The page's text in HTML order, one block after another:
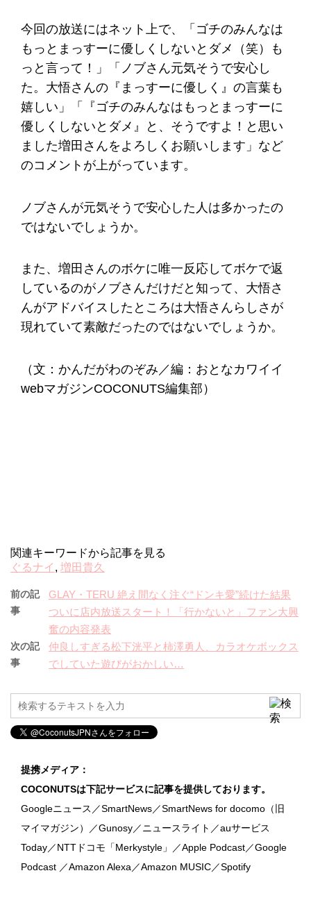
今回の放送にはネット上で、「ゴチのみんなは
もっとまっすーに優しくしないとダメ（笑）も
っと言って！」「ノブさん元気そうで安心し
た。大悟さんの『まっすーに優しく』の言葉も
嬉しい」「『ゴチのみんなはもっとまっすーに
優しくしないとダメ』と、そうですよ！と思い
ました増田さんをよろしくお願いします」など
のコメントが上がっています。
ノブさんが元気そうで安心した人は多かったの
ではないでしょうか。
また、増田さんのボケに唯一反応してボケで返
しているのがノブさんだけだと知って、大悟さ
んがアドバイスしたところは大悟さんらしさが
現れていて素敵だったのではないでしょうか。
（文：かんだがわのぞみ／編：おとなカワイイ
webマガジンCOCONUTS編集部）
関連キーワードから記事を見る
ぐるナイ , 増田貴久
前の記
事
GLAY・TERU 絶え間なく注ぐ“ドンキ愛”続けた結果
ついに店内放送スタート！「行かないと」ファン大興
奮の内容発表
次の記
事
仲良しすぎる松下洸平と柿澤勇人、カラオケボックス
でしていた遊びがおかしい…
提携メディア：
COCONUTSは下記サービスに記事を提供しております。
Googleニュース／SmartNews／SmartNews for docomo（旧
マイマガジン）／Gunosy／ニュースライト／auサービス
Today／NTTドコモ「Merkystyle」／Apple Podcast／Google
Podcast ／Amazon Alexa／Amazon MUSIC／Spotify